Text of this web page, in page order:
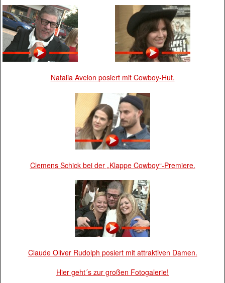
Natalia Avelon posiert mit Cowboy-Hut.
Clemens Schick bei der „Klappe Cowboy“-Premiere.
Claude Oliver Rudolph posiert mit attraktiven Damen.
Hier geht´s zur großen Fotogalerie!